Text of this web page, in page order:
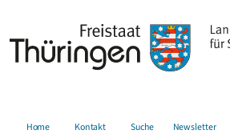
Home Kontakt Suche Newsletter